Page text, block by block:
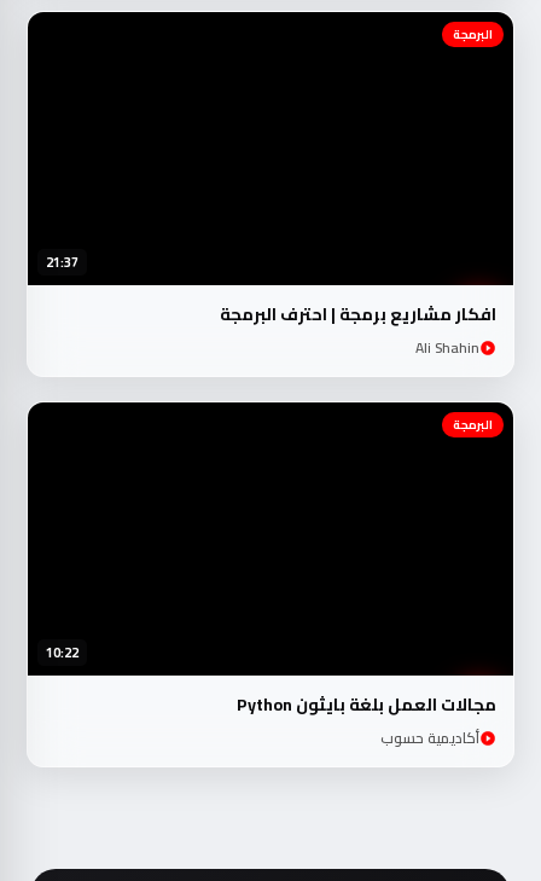
21:37
البرمجة
افكار مشاريع برمجة | احترف البرمجة
Ali Shahin
10:22
البرمجة
مجالات العمل بلغة بايثون Python
أكاديمية حسوب